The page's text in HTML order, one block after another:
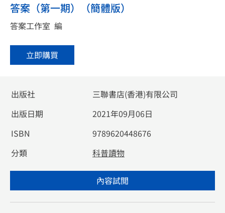
答案（第一期）（簡體版）
答案工作室 編
立即購買
出版社
三聯書店(香港)有限公司
出版日期
2021年09月06日
ISBN
9789620448676
分類
科普讀物
內容試閲